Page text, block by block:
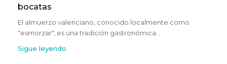
bocatas
El almuerzo valenciano, conocido localmente como
"esmorzar", es una tradición gastronómica...
Sigue leyendo